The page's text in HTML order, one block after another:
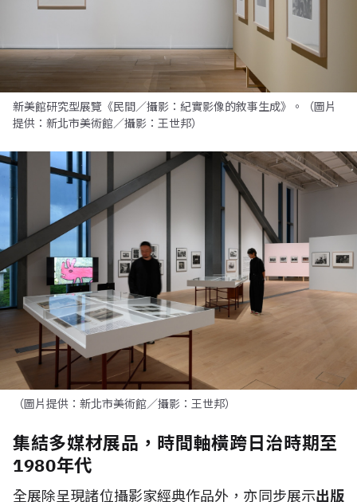
新美館研究型展覽《民間／攝影：紀實影像的敘事生成》。（圖片
提供：新北市美術館／攝影：王世邦）
（圖片提供：新北市美術館／攝影：王世邦）
集結多媒材展品，時間軸橫跨日治時期至
1980年代
全展除呈現諸位攝影家經典作品外，亦同步展示出版